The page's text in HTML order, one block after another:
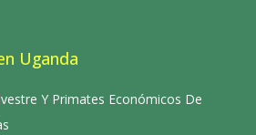
Uganda
Y Primates Económicos De